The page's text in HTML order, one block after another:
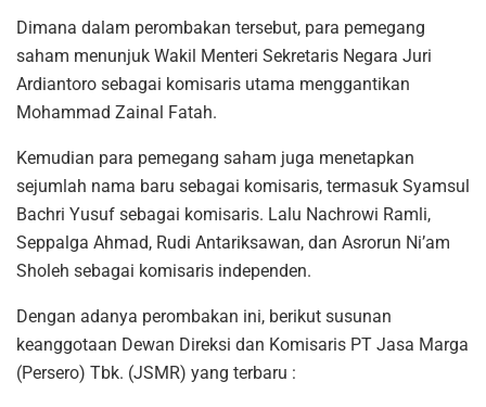
Dimana dalam perombakan tersebut, para pemegang
saham menunjuk Wakil Menteri Sekretaris Negara Juri
Ardiantoro sebagai komisaris utama menggantikan
Mohammad Zainal Fatah.
Kemudian para pemegang saham juga menetapkan
sejumlah nama baru sebagai komisaris, termasuk Syamsul
Bachri Yusuf sebagai komisaris. Lalu Nachrowi Ramli,
Seppalga Ahmad, Rudi Antariksawan, dan Asrorun Ni’am
Sholeh sebagai komisaris independen.
Dengan adanya perombakan ini, berikut susunan
keanggotaan Dewan Direksi dan Komisaris PT Jasa Marga
(Persero) Tbk. (JSMR) yang terbaru :